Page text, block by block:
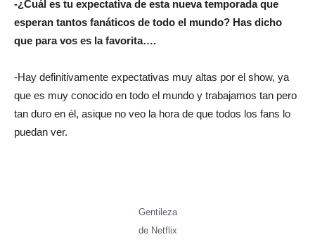
-¿Cuál es tu expectativa de esta nueva temporada que
esperan tantos fanáticos de todo el mundo? Has dicho
que para vos es la favorita….
-Hay definitivamente expectativas muy altas por el show, ya
que es muy conocido en todo el mundo y trabajamos tan pero
tan duro en él, asique no veo la hora de que todos los fans lo
puedan ver.
Gentileza
de Netflix